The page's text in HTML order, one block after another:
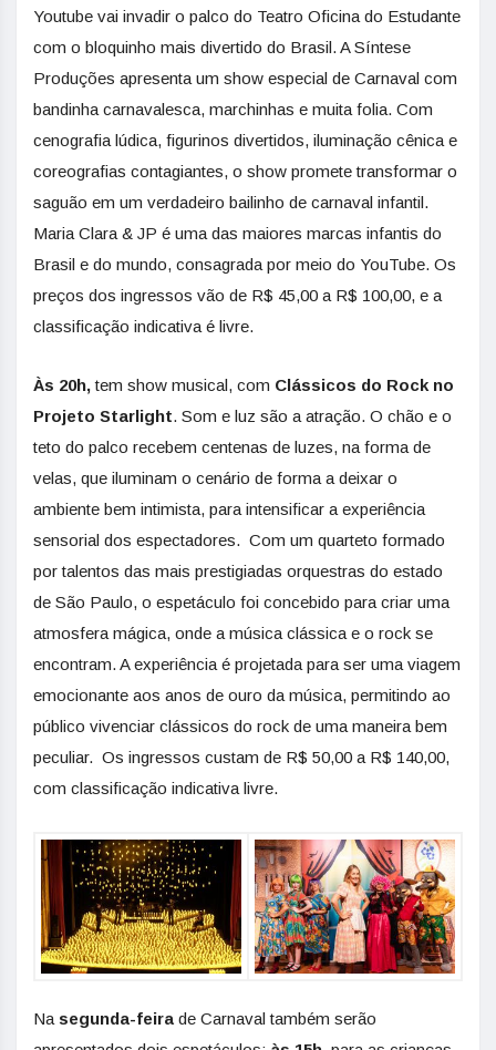
Youtube vai invadir o palco do Teatro Oficina do Estudante
com o bloquinho mais divertido do Brasil. A Síntese
Produções apresenta um show especial de Carnaval com
bandinha carnavalesca, marchinhas e muita folia. Com
cenografia lúdica, figurinos divertidos, iluminação cênica e
coreografias contagiantes, o show promete transformar o
saguão em um verdadeiro bailinho de carnaval infantil.
Maria Clara & JP é uma das maiores marcas infantis do
Brasil e do mundo, consagrada por meio do YouTube. Os
preços dos ingressos vão de R$ 45,00 a R$ 100,00, e a
classificação indicativa é livre.
Às 20h,tem show musical, com Clássicos do Rock no
Projeto Starlight. Som e luz são a atração. O chão e o
teto do palco recebem centenas de luzes, na forma de
velas, que iluminam o cenário de forma a deixar o
ambiente bem intimista, para intensificar a experiência
sensorial dos espectadores. Com um quarteto formado
por talentos das mais prestigiadas orquestras do estado
de São Paulo, o espetáculo foi concebido para criar uma
atmosfera mágica, onde a música clássica e o rock se
encontram. A experiência é projetada para ser uma viagem
emocionante aos anos de ouro da música, permitindo ao
público vivenciar clássicos do rock de uma maneira bem
peculiar. Os ingressos custam de R$ 50,00 a R$ 140,00,
com classificação indicativa livre.
Na segunda-feira de Carnaval também serão